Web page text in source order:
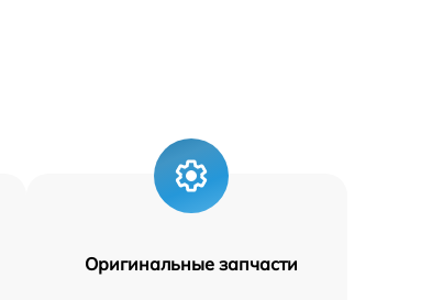
Оригинальные запчасти